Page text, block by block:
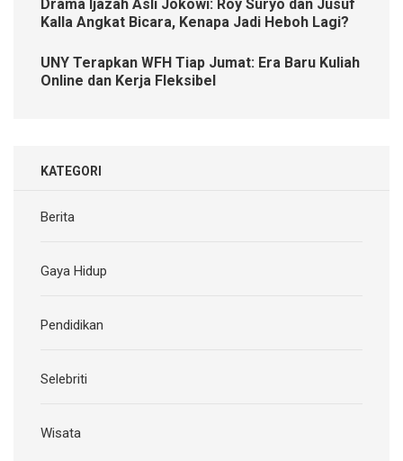
Drama Ijazah Asli Jokowi: Roy Suryo dan Jusuf
Kalla Angkat Bicara, Kenapa Jadi Heboh Lagi?
UNY Terapkan WFH Tiap Jumat: Era Baru Kuliah
Online dan Kerja Fleksibel
KATEGORI
Berita
Gaya Hidup
Pendidikan
Selebriti
Wisata